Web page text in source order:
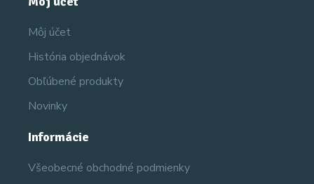
Môj účet
História objednávok
Obľúbené produkty
Novinky
Informácie
Všeobecné obchodné podmienky